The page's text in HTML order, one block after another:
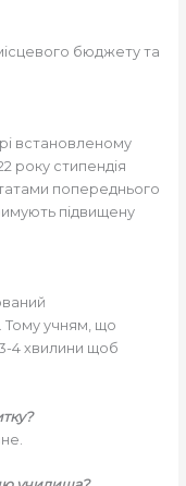
бюджету та
встановленому
року стипендія
попереднього
підвищену
Тому учням, що
4 хвилини щоб